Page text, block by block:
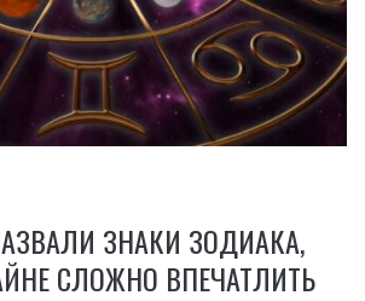
ЗНАКИ ЗОДИАКА,
СЛОЖНО ВПЕЧАТЛИТЬ